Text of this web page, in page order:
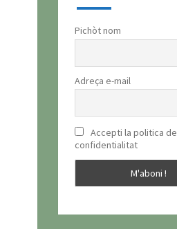
Pichòt nom
Adreça e-mail
Accepti la politica de
confidentialitat